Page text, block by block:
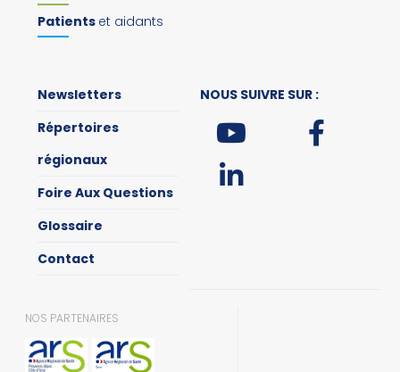
Patients et aidants
Newsletters
Répertoires
régionaux
Foire Aux Questions
Glossaire
Contact
NOUS SUIVRE SUR :
NOS PARTENAIRES